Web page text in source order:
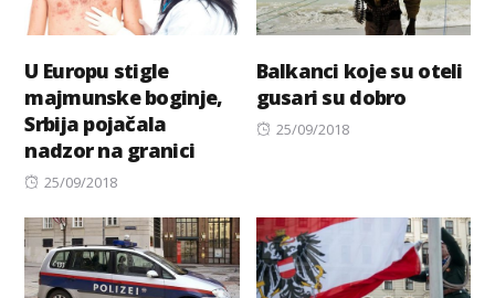
U Europu stigle
majmunske boginje,
Srbija pojačala
nadzor na granici
Posted
25/09/2018
Balkanci koje su oteli
gusari su dobro
Posted
25/09/2018